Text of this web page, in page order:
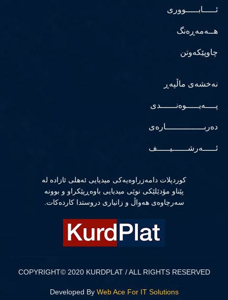
ئـــــابـــــووری
هــەمەڕەنگ
چاوپێکەوتن
نەخشەی ماڵپەڕ
پــــەیـــــوەنــــــدی
دەربـــــــــــــــارەی
ئـــــەرشــــــیـــــف
كوردپلات دامەزراوەیەكی میدیایی ئەهلی ئازادە لە
پێناو مۆدێلێكی نوێی میدیایی باوەڕپێكراو و بوونە
سەرچاوەی هەواڵ و زانیاری دروستدا كاردەكات.
COPYRIGHT© 2020 KURDPLAT / ALL RIGHTS RESERVED
Web Ace For IT Solutions
Developed By